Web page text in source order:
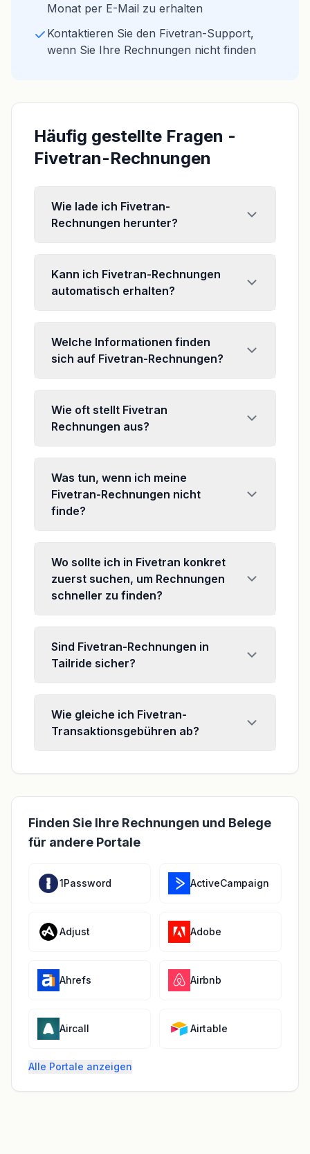
Monat per E-Mail zu erhalten
Kontaktieren Sie den Fivetran-Support,
wenn Sie Ihre Rechnungen nicht finden
Häufig gestellte Fragen -
Fivetran-Rechnungen
Wie lade ich Fivetran-
Rechnungen herunter?
Kann ich Fivetran-Rechnungen
automatisch erhalten?
Welche Informationen finden
sich auf Fivetran-Rechnungen?
Wie oft stellt Fivetran
Rechnungen aus?
Was tun, wenn ich meine
Fivetran-Rechnungen nicht
finde?
Wo sollte ich in Fivetran konkret
zuerst suchen, um Rechnungen
schneller zu finden?
Sind Fivetran-Rechnungen in
Tailride sicher?
Wie gleiche ich Fivetran-
Transaktionsgebühren ab?
Finden Sie Ihre Rechnungen und Belege
für andere Portale
1Password ActiveCampaign
Adjust Adobe
Ahrefs Airbnb
Aircall Airtable
Alle Portale anzeigen